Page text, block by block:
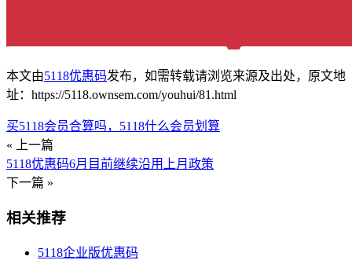
本文由5118优惠码发布，如需转载请浏览来源及出处，原文地
址：https://5118.ownsem.com/youhui/81.html
买5118会员合算吗，5118什么会员划算
« 上一篇
5118优惠码6月目前继续沿用上月政策
下一篇 »
相关推荐
5118企业版优惠码